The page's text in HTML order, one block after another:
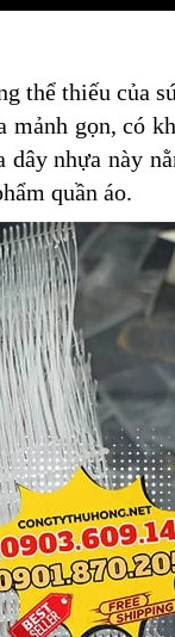
thể thiếu của
gọn, có
nhựa này
quần áo.